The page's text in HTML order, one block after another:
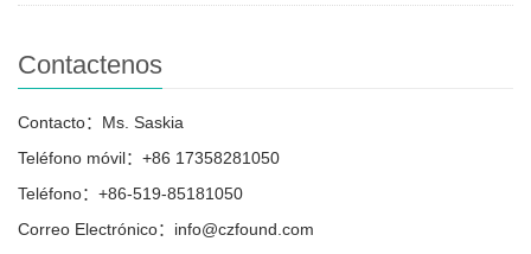
Contactenos
Contacto：Ms. Saskia
Teléfono móvil：+86 17358281050
Teléfono：+86-519-85181050
Correo Electrónico：info@czfound.com